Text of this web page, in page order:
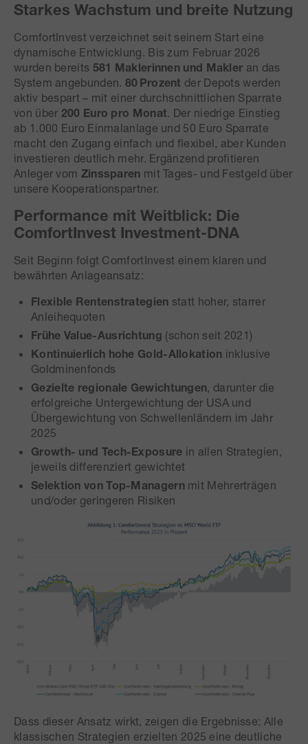
Starkes Wachstum und breite Nutzung
ComfortInvest verzeichnet seit seinem Start eine
dynamische Entwicklung. Bis zum Februar 2026
wurden bereits 581 Maklerinnen und Makler an das
System angebunden. 80 Prozent der Depots werden
aktiv bespart – mit einer durchschnittlichen Sparrate
von über 200 Euro pro Monat . Der niedrige Einstieg
ab 1.000 Euro Einmalanlage und 50 Euro Sparrate
macht den Zugang einfach und flexibel, aber Kunden
investieren deutlich mehr. Ergänzend profitieren
Anleger vom Zinssparen mit Tages- und Festgeld über
unsere Kooperationspartner.
Performance mit Weitblick: Die
ComfortInvest Investment-DNA
Seit Beginn folgt ComfortInvest einem klaren und
bewährten Anlageansatz:
Flexible Rentenstrategien statt hoher, starrer
Anleihequoten
Frühe Value-Ausrichtung (schon seit 2021)
Kontinuierlich hohe Gold-Allokation inklusive
Goldminenfonds
Gezielte regionale Gewichtungen , darunter die
erfolgreiche Untergewichtung der USA und
Übergewichtung von Schwellenländern im Jahr
2025
Growth- und Tech-Exposure in allen Strategien,
jeweils differenziert gewichtet
Selektion von Top-Managernmit Mehrerträgen
und/oder geringeren Risiken
Dass dieser Ansatz wirkt, zeigen die Ergebnisse: Alle
klassischen Strategien erzielten 2025 eine deutliche